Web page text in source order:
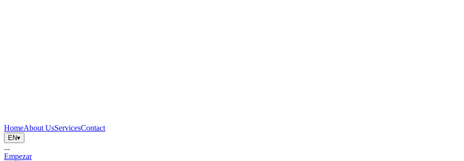
HomeAbout UsServicesContact
EN▾
...
Empezar